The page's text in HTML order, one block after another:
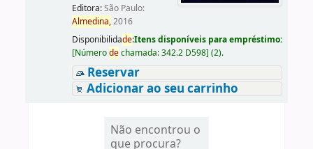
Editora:São Paulo:
Almedina,2016
Disponibilidade:Itens disponíveis para empréstimo:
[Númerodechamada:342.2 D598] (2).
Reservar
Adicionar ao seu carrinho
Não encontrou o
que procura?